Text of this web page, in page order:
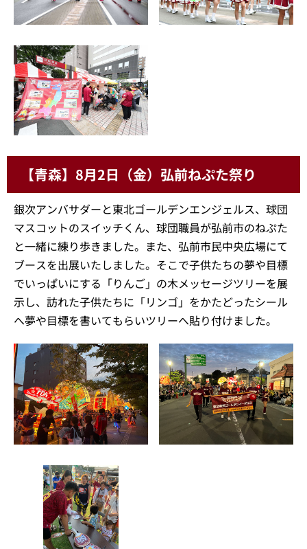
【青森】8月2日（金）弘前ねぷた祭り
銀次アンバサダーと東北ゴールデンエンジェルス、球団
マスコットのスイッチくん、球団職員が弘前市のねぷた
と一緒に練り歩きました。また、弘前市民中央広場にて
ブースを出展いたしました。そこで子供たちの夢や目標
でいっぱいにする「りんご」の木メッセージツリーを展
示し、訪れた子供たちに「リンゴ」をかたどったシール
へ夢や目標を書いてもらいツリーへ貼り付けました。